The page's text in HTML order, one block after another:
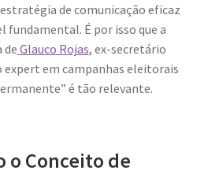
de comunicação eficaz
fundamental. É por isso que a
de Glauco Rojas, ex-secretário
em campanhas eleitorais
é tão relevante.
o Conceito de